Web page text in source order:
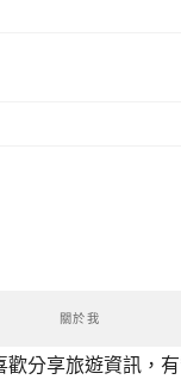
關於我
歡分享旅遊資訊，